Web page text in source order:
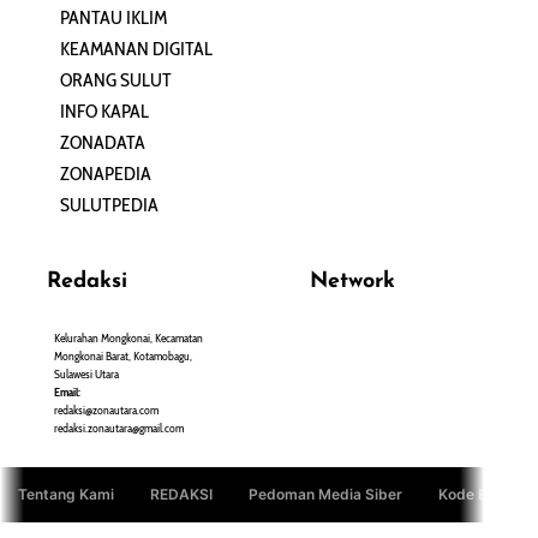
PANTAU IKLIM
KEAMANAN DIGITAL
ORANG SULUT
INFO KAPAL
ZONADATA
ZONAPEDIA
SULUTPEDIA
Redaksi
Kelurahan Mongkonai, Kecamatan
Mongkonai Barat, Kotamobagu,
Sulawesi Utara
Email:
redaksi@zonautara.com
redaksi.zonautara@gmail.com
Network
Tentang Kami REDAKSI Pedoman Media Siber Kode Etik